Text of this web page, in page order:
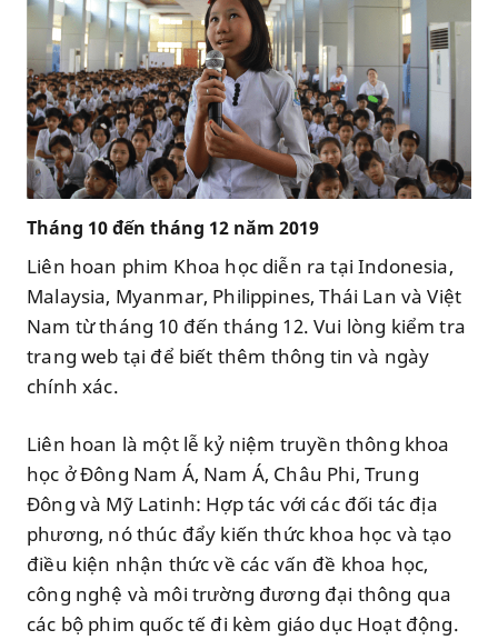
Tháng 10 đến tháng 12 năm 2019
Liên hoan phim Khoa học diễn ra tại Indonesia,
Malaysia, Myanmar, Philippines, Thái Lan và Việt
Nam từ tháng 10 đến tháng 12. Vui lòng kiểm tra
trang web tại để biết thêm thông tin và ngày
chính xác.
Liên hoan là một lễ kỷ niệm truyền thông khoa
học ở Đông Nam Á, Nam Á, Châu Phi, Trung
Đông và Mỹ Latinh: Hợp tác với các đối tác địa
phương, nó thúc đẩy kiến ​​thức khoa học và tạo
điều kiện nhận thức về các vấn đề khoa học,
công nghệ và môi trường đương đại thông qua
các bộ phim quốc tế đi kèm giáo dục Hoạt động.